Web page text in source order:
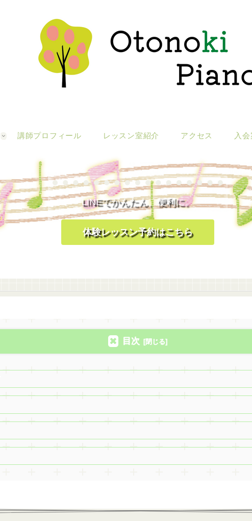
講師プロフィール レッスン室紹介 アクセス 入
LINEでかんたん、便利に。
体験レッスン予約はこちら
目次